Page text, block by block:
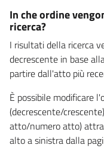
In che ordine
ricerca?
I risultati della ricerca
decrescente in base
partire dall'atto più
È possibile modificare
(decrescente/
atto/numero atto)
alto a sinistra dalla